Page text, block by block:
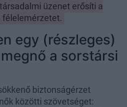
üzenet erősíti a
félelemérzetet.
egy (részleges)
a sorstársi
biztonságérzet
közötti szövetséget: